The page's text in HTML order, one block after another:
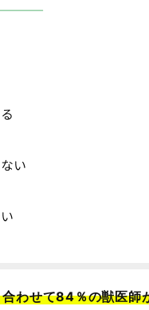
わせて84％の獣医師